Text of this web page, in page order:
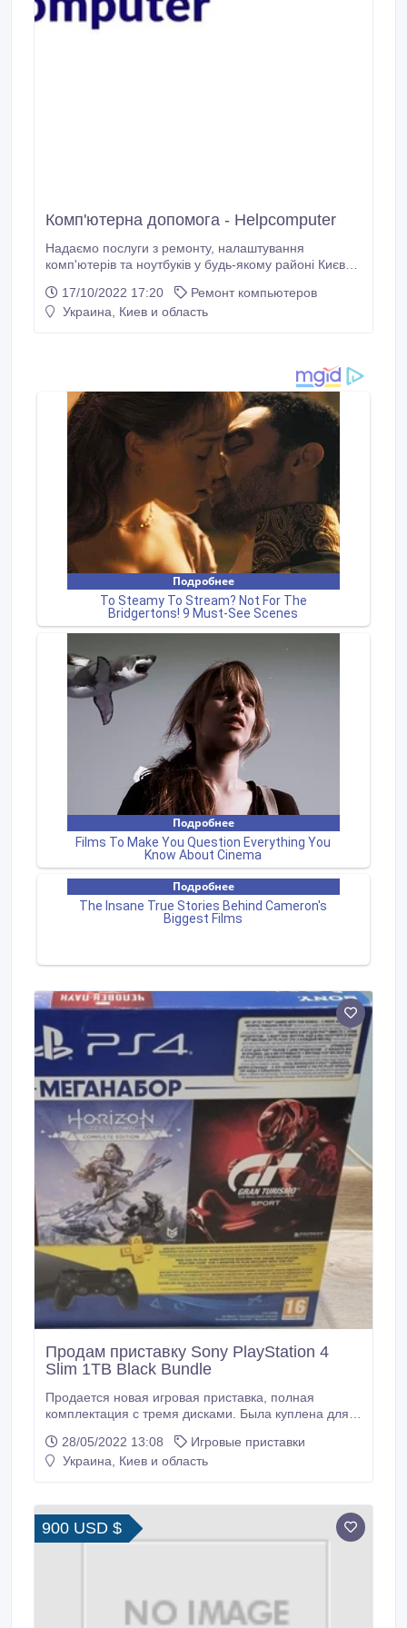
Комп'ютерна допомога - Helpcomputer
Надаємо послуги з ремонту, налаштування
комп'ютерів та ноутбуків у будь-якому районі Києва!
допоможе усунути проблему - у Вас на дому чи в
офісі! Працюємо з 09:00 до 20:00. Наш прайс всього
17/10/2022 17:20
Ремонт компьютеров
Украина, Киев и область
Продам приставку Sony PlayStation 4
Slim 1TB Black Bundle
Продается новая игровая приставка, полная
комплектация с тремя дисками. Была куплена для
пользовались. В отличном состоянии, новая. Три
игры. Продаем по причине ненадобности. Без
28/05/2022 13:08
Игровые приставки
Украина, Киев и область
900 USD $